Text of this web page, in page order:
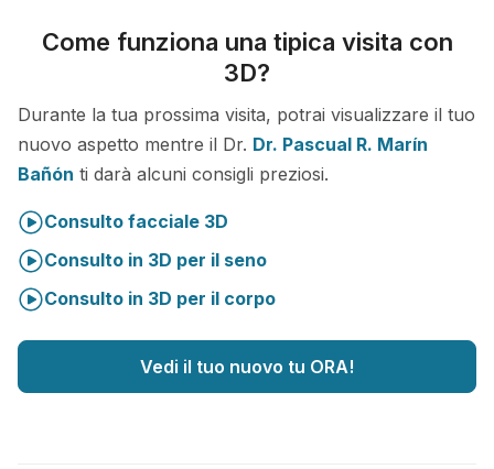
Come funziona una tipica visita con
3D?
Durante la tua prossima visita, potrai visualizzare il tuo
nuovo aspetto mentre il Dr. Dr. Pascual R. Marín
Bañón ti darà alcuni consigli preziosi.
Consulto facciale 3D
Consulto in 3D per il seno
Consulto in 3D per il corpo
Vedi il tuo nuovo tu ORA!